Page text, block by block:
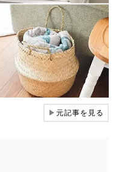
▶元記事を見る